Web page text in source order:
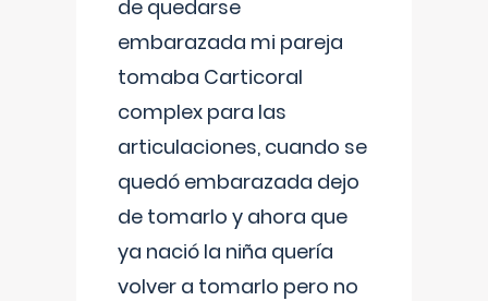
de quedarse
embarazada mi pareja
tomaba Carticoral
complex para las
articulaciones, cuando se
quedó embarazada dejo
de tomarlo y ahora que
ya nació la niña quería
volver a tomarlo pero no